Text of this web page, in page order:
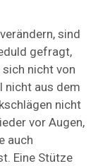
sind
gefragt,
nicht von
nicht aus dem
nicht
vor Augen,
auch
Eine Stütze